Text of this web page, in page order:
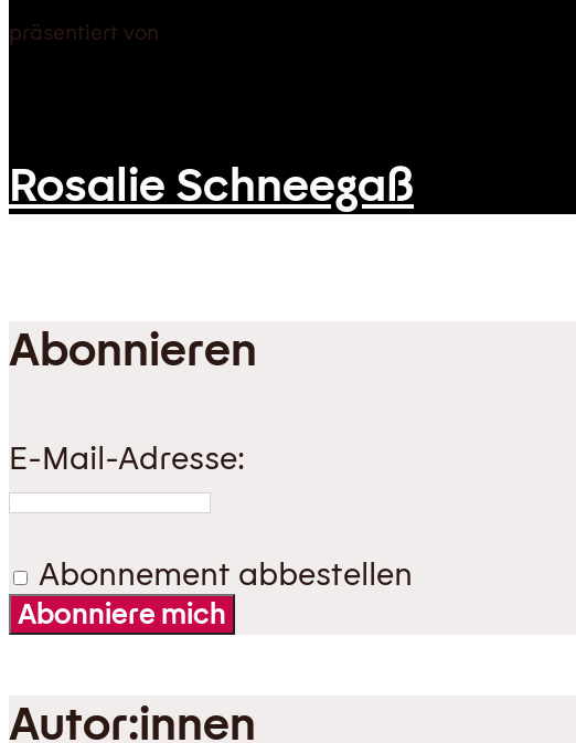
präsentiert von
Rosalie Schneegaß
Abonnieren
E-Mail-Adresse:
Abonnement abbestellen
Abonniere mich
Autor:innen